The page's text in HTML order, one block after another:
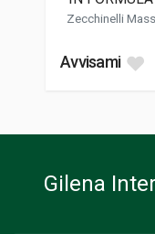
FORMATO
DINAMICA
Zecchinelli
Avvisami
Gilena